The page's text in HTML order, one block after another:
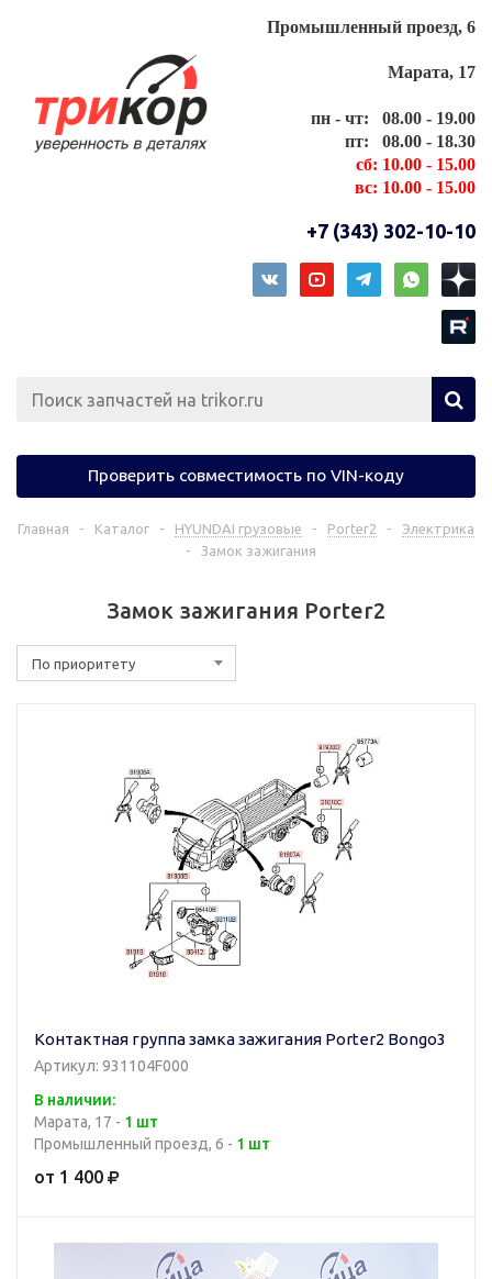
Промышленный проезд, 6
Марата, 17
пн - чт: 08.00 - 19.00
пт: 08.00 - 18.30
сб: 10.00 - 15.00
вс: 10.00 - 15.00
+7 (343) 302-10-10
Проверить совместимость по VIN-коду
Главная - Каталог - HYUNDAI грузовые - Porter2 -
Электрика
-
Замок зажигания
Замок зажигания Porter2
По приоритету
Контактная группа замка зажигания Porter2 Bongo3
Артикул: 931104F000
В наличии:
Марата, 17 - 1 шт
Промышленный проезд, 6 - 1 шт
от 1 400